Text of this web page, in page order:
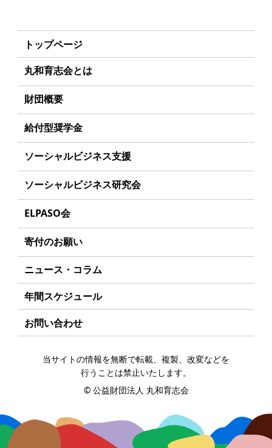
トップページ
丸和育志会とは
理事長あいさつ
丸和育志会の目指す未来
学生のみなさんへ
起業を考えているみなさんへ
応援したいみなさんへ
財団概要
理念
組織
年間スケジュール
定款
個人情報保護方針
アクセス
給付型奨学金
事業方針
給付型奨学金とは
ソーシャルビジネス支援
事業方針
ソーシャルビジネスとは
受賞者一覧
ソーシャルビジネス研究会
研究会のねらい
研究会一覧
ELPASO会
ELPASO会とは
会員限定ページ
寄付のお願い
お手続き
寄付支援者
ニュース・コラム
年間スケジュール
お問い合わせ
当サイトの情報を無断で転載、複製、改変などを
行うことは禁止いたします。
© 公益財団法人 丸和育志会